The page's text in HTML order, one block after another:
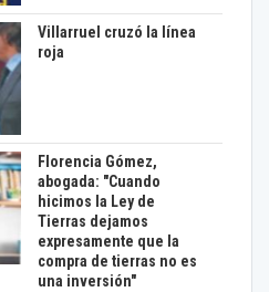
Villarruel cruzó la línea
roja
Florencia Gómez,
abogada: "Cuando
hicimos la Ley de
Tierras dejamos
expresamente que la
compra de tierras no es
una inversión"